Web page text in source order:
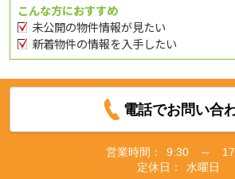
こんな方におすすめ
未公開の物件情報が見たい
新着物件の情報を入手したい
電話でお問い合
営業時間：
9:30 ～
定休日：
水曜日